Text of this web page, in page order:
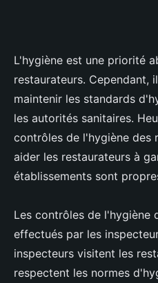
L'hygiène est une priorité
restaurateurs.
maintenir les standards
les autorités sanitaires.
contrôles de l'hygiène des
aider les restaurateurs à
établissements sont
Les contrôles de l'hygiène
effectués par les
inspecteurs visitent les
respectent les normes